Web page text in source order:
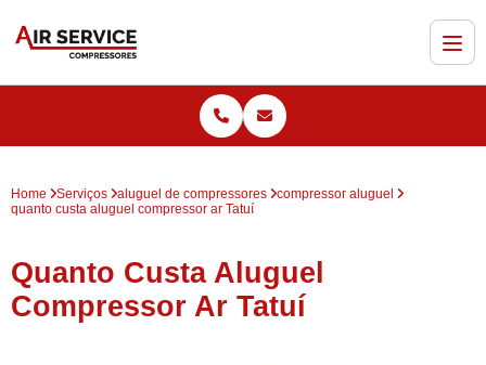
Home Serviços aluguel de compressores
compressor aluguel
quanto custa aluguel compressor ar Tatuí
Quanto Custa Aluguel
Compressor Ar Tatuí